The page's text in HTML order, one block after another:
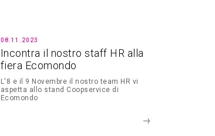
08.11.2023
Incontra il nostro staff HR alla
fiera Ecomondo
L'8 e il 9 Novembre il nostro team HR vi
aspetta allo stand Coopservice di
Ecomondo